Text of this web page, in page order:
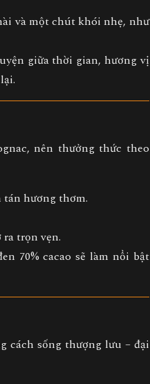
và một chút khói nhẹ, như
giữa thời gian, hương vị
, nên thưởng thức theo
hương thơm.
trọn vẹn.
70% cacao sẽ làm nổi bật
cách sống thượng lưu – đại